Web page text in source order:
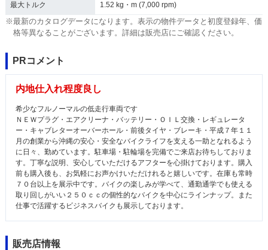
最大トルク 1.52 kg・m (7,000 rpm)
※最新のカタログデータになります。表示の物件データと初度登録年、価
格等異なることがございます。詳細は販売店にご確認ください。
PRコメント
内地仕入れ程度良し
希少なフルノーマルの低走行車両です
ＮＥＷプラグ・エアクリーナ・バッテリー・ＯＩＬ交換・レギュレータ
ー・キャブレターオーバーホール・前後タイヤ・ブレーキ・平成７年１１
月の創業から沖縄の安心・安全なバイクライフを支える一助となれるよう
に日々、勤めています。駐車場・駐輪場を完備でご来店お待ちしておりま
す。丁寧な説明、安心していただけるアフターを心掛けております。購入
前も購入後も、お気軽にお声かけいただけれると嬉しいです。在庫も常時
７０台以上を展示中です。バイクの楽しみが学べて、通勤通学でも使える
取り回しがいい２５０ｃｃの個性的なバイクを中心にラインナップ。また
仕事で活躍するビジネスバイクも展示しております。
販売店情報